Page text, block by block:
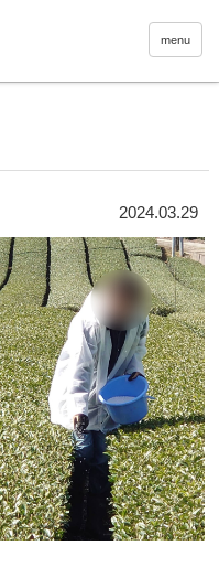
愛まん
menu
2024.03.29